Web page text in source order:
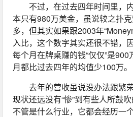
不过，在过去四年时间里，
本只有980万美金，虽说较之扑
多，但其实如果跟2003年
入比，这个数字其实还很不错，
每个月在牌桌赚的钱“仅仅”是
月都比过去四年的均值少100万。
去年的营收虽说没办法跟繁
现状还远没有“惨”到有些人所鼓吹
不管是什么行业，它都会经历一